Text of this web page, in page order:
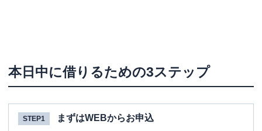
本日中に借りるための3ステップ
STEP1 まずはWEBからお申込